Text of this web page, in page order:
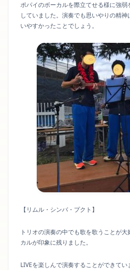
ポパイのボーカルを際立てせる様に強
していました。演奏でも思いやりの精
いやすかったことでしょう。
【リムル・シンバ・プクト】
トリオの演奏の中でも歌を歌うことが
カルが印象に残りました。
LIVEを楽しんで演奏することができてい